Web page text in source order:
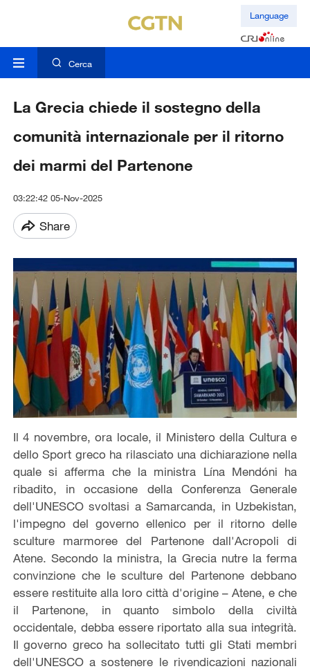
Language
Cerca
La Grecia chiede il sostegno della
comunità internazionale per il ritorno
dei marmi del Partenone
03:22:42 05-Nov-2025
Share
Il 4 novembre, ora locale, il Ministero della Cultura e
dello Sport greco ha rilasciato una dichiarazione nella
quale si afferma che la ministra Lína Mendóni ha
ribadito, in occasione della Conferenza Generale
dell'UNESCO svoltasi a Samarcanda, in Uzbekistan,
l'impegno del governo ellenico per il ritorno delle
sculture marmoree del Partenone dall'Acropoli di
Atene. Secondo la ministra, la Grecia nutre la ferma
convinzione che le sculture del Partenone debbano
essere restituite alla loro città d'origine – Atene, e che
il Partenone, in quanto simbolo della civiltà
occidentale, debba essere riportato alla sua integrità.
Il governo greco ha sollecitato tutti gli Stati membri
dell'UNESCO a sostenere le rivendicazioni nazionali